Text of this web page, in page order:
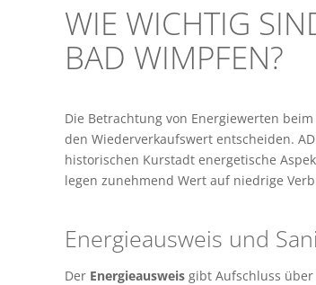
WIE WICHTIG
BAD WIMPFEN?
Die Betrachtung von Energiewerten
den Wiederverkaufswert entscheiden.
historischen Kurstadt energetische
legen zunehmend Wert auf niedrige
Energieausweis und
Der Energieausweis gibt Aufschluss